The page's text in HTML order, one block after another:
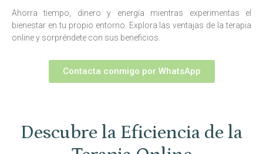
Ahorra tiempo, dinero y energía mientras experimentas el
bienestar en tu propio entorno. Explora las ventajas de la terapia
online y sorpréndete con sus beneficios.
Contacta conmigo por WhatsApp
Descubre la Eficiencia de la